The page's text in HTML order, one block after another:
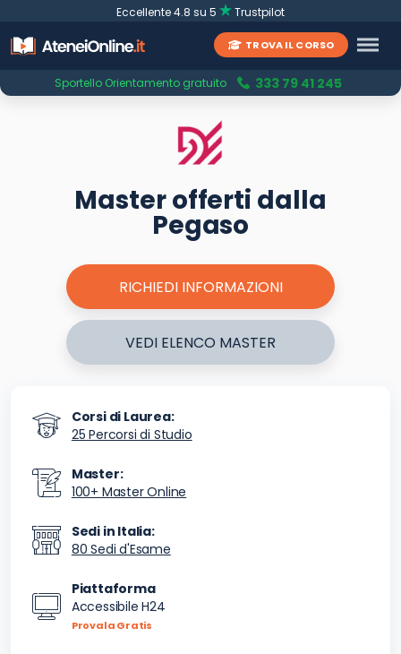
Eccellente 4.8 su 5 Trustpilot
TROVA IL CORSO
Sportello Orientamento gratuito 333 79 41 245
Master offerti dalla
Pegaso
RICHIEDI INFORMAZIONI
VEDI ELENCO MASTER
Corsi di Laurea:
25 Percorsi di Studio
Master:
100+ Master Online
Sedi in Italia:
80 Sedi d'Esame
Piattaforma
Accessibile H24
Provala Gratis